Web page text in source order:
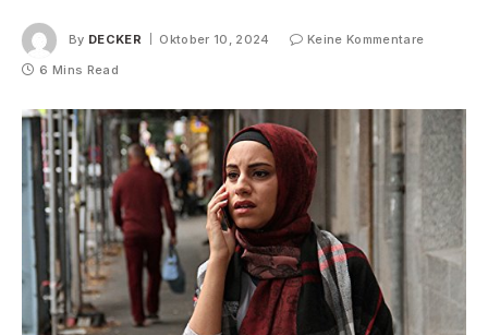
By DECKER Oktober 10, 2024
Keine Kommentare
6 Mins Read